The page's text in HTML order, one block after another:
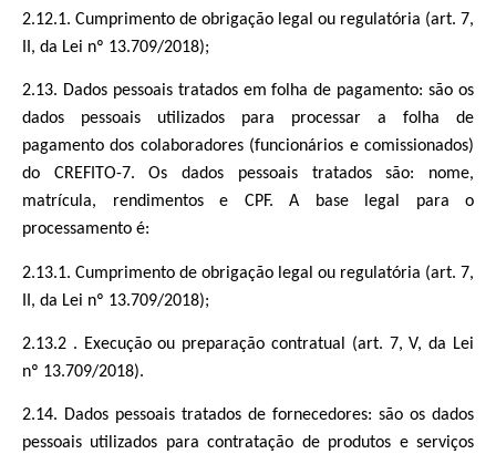
2.12.1. Cumprimento de obrigação legal ou regulatória (art. 7,
II, da Lei nº 13.709/2018);
2.13. Dados pessoais tratados em folha de pagamento: são os
dados pessoais utilizados para processar a folha de
pagamento dos colaboradores (funcionários e comissionados)
do CREFITO-7. Os dados pessoais tratados são: nome,
matrícula, rendimentos e CPF. A base legal para o
processamento é:
2.13.1. Cumprimento de obrigação legal ou regulatória (art. 7,
II, da Lei nº 13.709/2018);
2.13.2 . Execução ou preparação contratual (art. 7, V, da Lei
nº 13.709/2018).
2.14. Dados pessoais tratados de fornecedores: são os dados
pessoais utilizados para contratação de produtos e serviços